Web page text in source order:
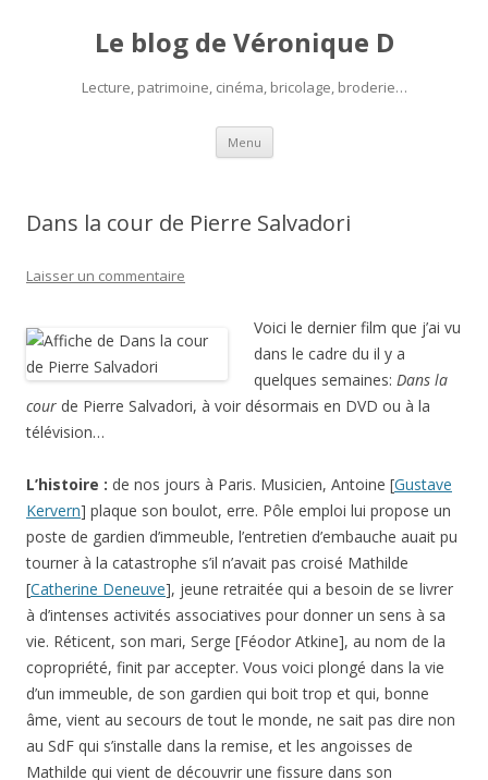
Le blog de Véronique D
Lecture, patrimoine, cinéma, bricolage, broderie…
Menu Aller
contenu
Dans la cour de Pierre Salvadori
Laisser un commentaire
Voici le dernier film que j’ai vu
dans le cadre du il y a
quelques semaines: Dans la
cour de Pierre Salvadori, à voir désormais en DVD ou à la
télévision…
L’histoire : de nos jours à Paris. Musicien, Antoine [Gustave
Kervern] plaque son boulot, erre. Pôle emploi lui propose un
poste de gardien d’immeuble, l’entretien d’embauche auait pu
tourner à la catastrophe s’il n’avait pas croisé Mathilde
[Catherine Deneuve], jeune retraitée qui a besoin de se livrer
à d’intenses activités associatives pour donner un sens à sa
vie. Réticent, son mari, Serge [Féodor Atkine], au nom de la
copropriété, finit par accepter. Vous voici plongé dans la vie
d’un immeuble, de son gardien qui boit trop et qui, bonne
âme, vient au secours de tout le monde, ne sait pas dire non
au SdF qui s’installe dans la remise, et les angoisses de
Mathilde qui vient de découvrir une fissure dans son